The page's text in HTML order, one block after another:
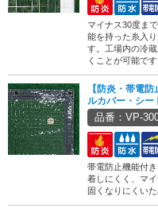
マイナス30度ま
能を持った糸入
す。工場内の冷
くことが可能です
【防炎・帯電
ルカバー・シー
品番：VP-
帯電防止機能付
着しにくく、マ
固くなりにくい